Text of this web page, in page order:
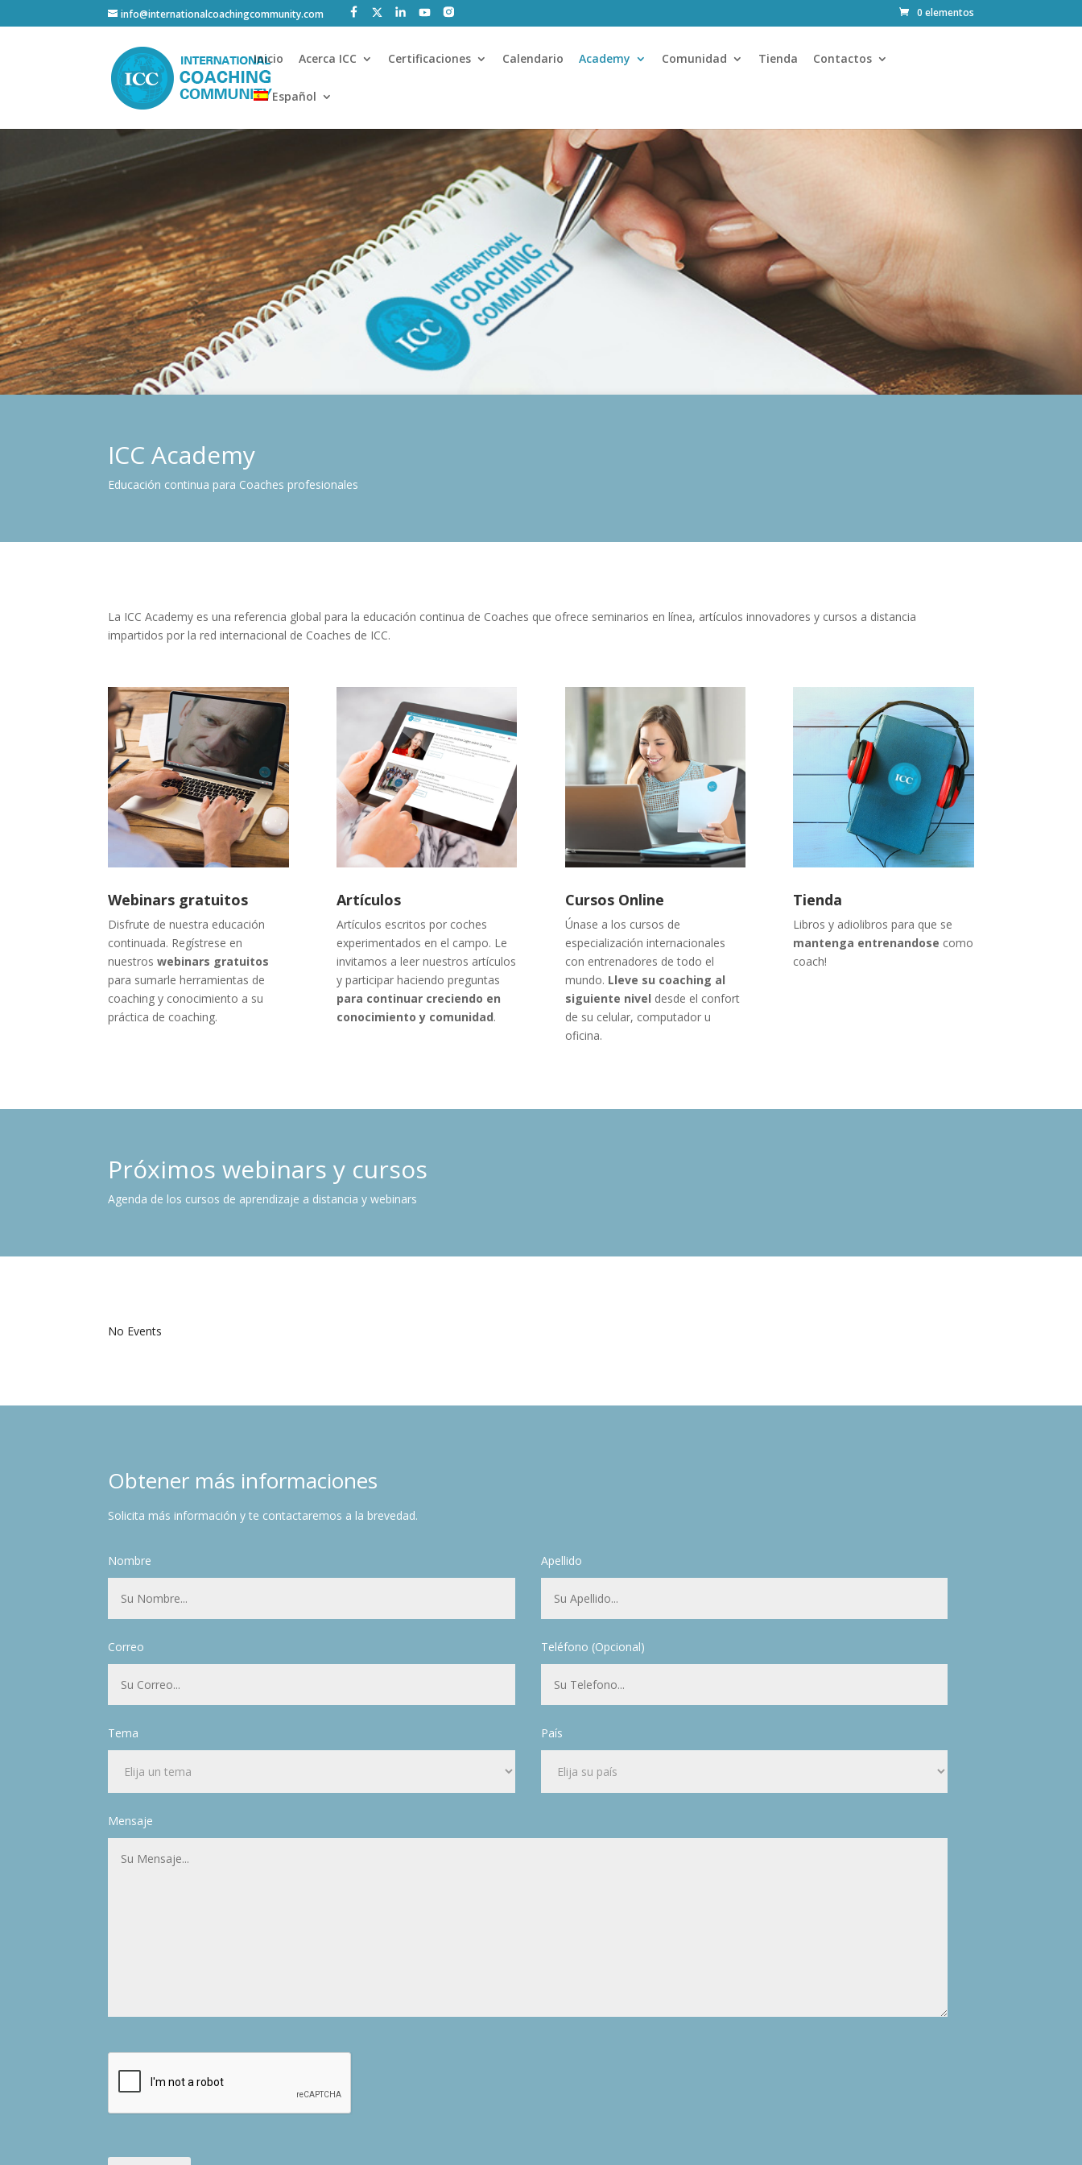
info@internationalcoachingcommunity.com 0 elementos
Inicio Acerca ICC Certificaciones Calendario Academy Comunidad Tienda Contactos
Español
ICC Academy
Educación continua para Coaches profesionales
La ICC Academy es una referencia global para la educación continua de Coaches que ofrece seminarios en línea, artículos innovadores y cursos a distancia
impartidos por la red internacional de Coaches de ICC.
Webinars gratuitos
Disfrute de nuestra educación
continuada. Regístrese en
nuestroswebinars gratuitos
para sumarle herramientas de
coaching y conocimiento a su
práctica de coaching.
Artículos
Artículos escritos por coches
experimentados en el campo. Le
invitamos a leer nuestros artículos
y participar haciendo preguntas
para continuar creciendo en
conocimiento y comunidad.
Cursos Online
Únase a los cursos de
especialización internacionales
con entrenadores de todo el
mundo. Lleve su coaching al
siguiente nivel desde el confort
de su celular, computador u
oficina.
Tienda
Libros y adiolibros para que se
mantenga entrenandose como
coach!
Próximos webinars y cursos
Agenda de los cursos de aprendizaje a distancia y webinars
No Events
Obtener más informaciones
Solicita más información y te contactaremos a la brevedad.
Nombre Apellido
Correo Teléfono (Opcional)
Tema País
Mensaje